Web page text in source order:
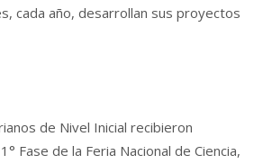
cada año, desarrollan sus proyectos
de Nivel Inicial recibieron
Fase de la Feria Nacional de Ciencia,